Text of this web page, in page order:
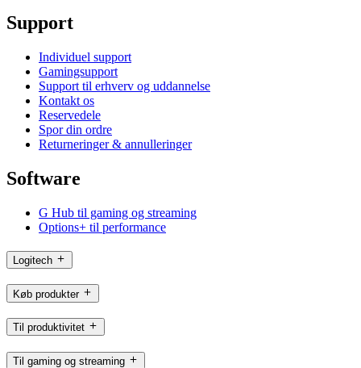
Support
Individuel support
Gamingsupport
Support til erhverv og uddannelse
Kontakt os
Reservedele
Spor din ordre
Returneringer & annulleringer
Software
G Hub til gaming og streaming
Options+ til performance
Logitech
Køb produkter
Til produktivitet
Til gaming og streaming